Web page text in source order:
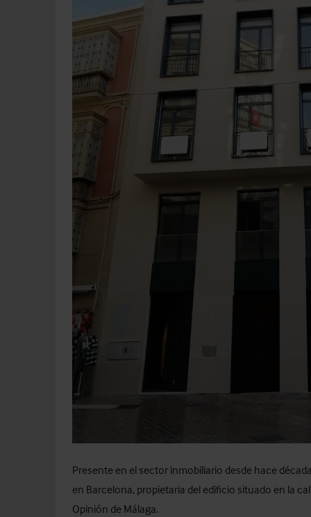
Presente en el sector inmobiliario desde hace
en Barcelona, propietaria del edificio situado en la
Opinión de Málaga.